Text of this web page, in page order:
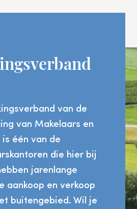
van de
van Makelaars en
één van de
die hier bij
jarenlange
aankoop en verkoop
buitengebied. Wil je